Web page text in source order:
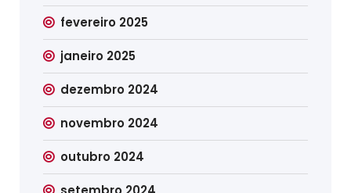
fevereiro 2025
janeiro 2025
dezembro 2024
novembro 2024
outubro 2024